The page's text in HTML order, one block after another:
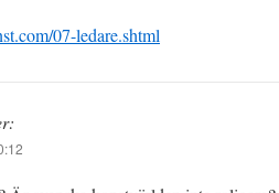
07-ledare.shtml